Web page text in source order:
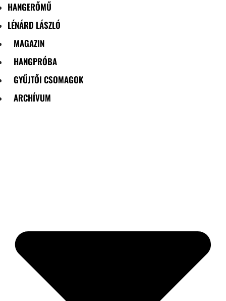
HANGERŐMŰ
LÉNÁRD LÁSZLÓ
MAGAZIN
HANGPRÓBA
GYŰJTŐI CSOMAGOK
ARCHÍVUM